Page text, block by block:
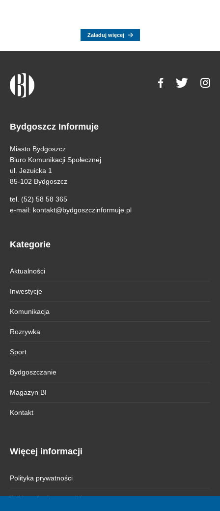
Załaduj więcej
Bydgoszcz Informuje
Miasto Bydgoszcz
Biuro Komunikacji Społecznej
ul. Jezuicka 1
85-102 Bydgoszcz
tel. (52) 58 58 365
e-mail: kontakt@bydgoszczinformuje.pl
Kategorie
Aktualności
Inwestycje
Komunikacja
Rozrywka
Sport
Bydgoszczanie
Magazyn BI
Kontakt
Więcej informacji
Polityka prywatności
Deklaracja dostępności